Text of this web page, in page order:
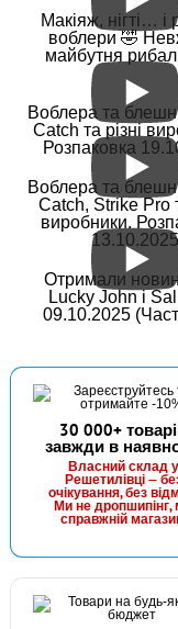
Макіяж, нігті… і
воблери 🤣
майбутня
Воблера та
Catch та різні
Розпаковка
Воблера та
Catch, Strike Pro
виробники.
13.10.2025
Отримали
Lucky John і
09.10.2025
30 000+
завжди в
Власний склад у
Решетилівці —
очікування, без
Ми не дропшипінг,
справжній